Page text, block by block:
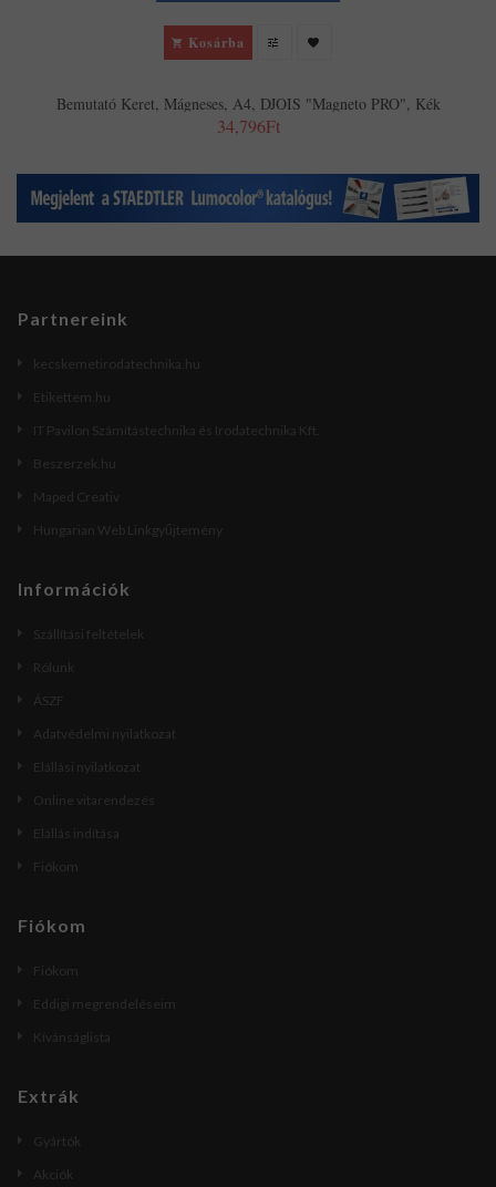
Kosárba
Bemutató Keret, Mágneses, A4, DJOIS "Magneto PRO", Kék
34,796Ft
Partnereink
kecskemetirodatechnika.hu
Etikettem.hu
IT Pavilon Számítástechnika és Irodatechnika Kft.
Beszerzek.hu
Maped Creativ
Hungarian Web Linkgyűjtemény
Információk
Szállítási feltételek
Rólunk
ÁSZF
Adatvédelmi nyilatkozat
Elállási nyilatkozat
Online vitarendezés
Elállás indítása
Fiókom
Fiókom
Fiókom
Eddigi megrendeléseim
Kívánságlista
Extrák
Gyártók
Akciók